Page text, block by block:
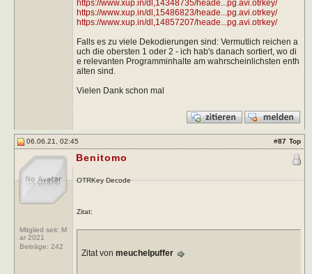
https://www.xup.in/dl,14348735/heade...pg.avi.otrkey/
https://www.xup.in/dl,15486823/heade...pg.avi.otrkey/
https://www.xup.in/dl,14857207/heade...pg.avi.otrkey/
Falls es zu viele Dekodierungen sind: Vermutlich reichen a
uch die obersten 1 oder 2 - ich hab's danach sortiert, wo di
e relevanten Programminhalte am wahrscheinlichsten enth
alten sind.
Vielen Dank schon mal
06.06.21, 02:45 #87 Top
Mitglied seit: M
ar 2021
Beiträge: 242
Benitomo
OTRKey Decode
Zitat:
Zitat von meuchelpuffer